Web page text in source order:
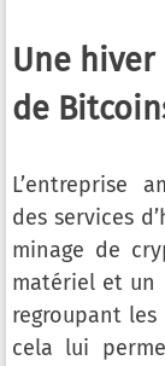
Une
de
L’entreprise
des services
minage de
matériel et un
regroupant les
cela lui